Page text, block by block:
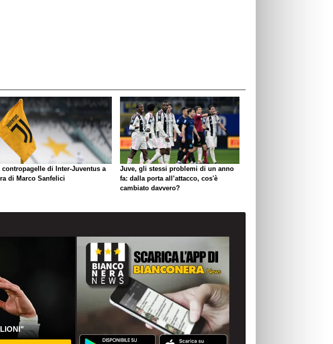
contropagelle di Inter-Juventus a
di Marco Sanfelici
Juve, gli stessi problemi di un anno
fa: dalla porta all’attacco, cos'è
cambiato davvero?